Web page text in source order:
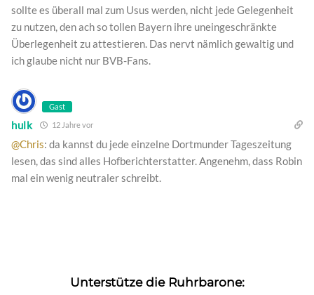
sollte es überall mal zum Usus werden, nicht jede Gelegenheit
zu nutzen, den ach so tollen Bayern ihre uneingeschränkte
Überlegenheit zu attestieren. Das nervt nämlich gewaltig und
ich glaube nicht nur BVB-Fans.
Gast
hulk 12 Jahre vor
@Chris: da kannst du jede einzelne Dortmunder Tageszeitung
lesen, das sind alles Hofberichterstatter. Angenehm, dass Robin
mal ein wenig neutraler schreibt.
Unterstütze die Ruhrbarone: